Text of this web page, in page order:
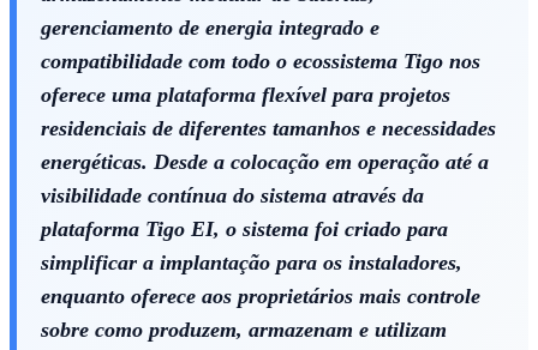
Ceará
gerenciamento de energia integrado e
compatibilidade com todo o ecossistema Tigo nos
oferece uma plataforma flexível para projetos
residenciais de diferentes tamanhos e necessidades
energéticas. Desde a colocação em operação até a
visibilidade contínua do sistema através da
plataforma Tigo EI, o sistema foi criado para
simplificar a implantação para os instaladores,
enquanto oferece aos proprietários mais controle
sobre como produzem, armazenam e utilizam